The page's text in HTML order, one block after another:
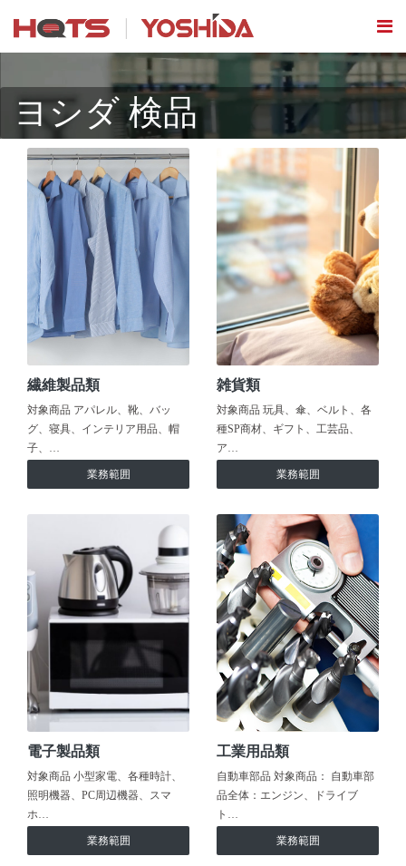
ヨシダ 検品
繊維製品類
対象商品 アパレル、靴、バッ
グ、寝具、インテリア用品、帽
子、…
業務範囲
雑貨類
対象商品 玩具、傘、ベルト、各
種SP商材、ギフト、工芸品、
ア…
業務範囲
電子製品類
対象商品 小型家電、各種時計、
照明機器、PC周辺機器、スマ
ホ…
業務範囲
工業用品類
自動車部品 対象商品： 自動車部
品全体：エンジン、ドライブ
ト…
業務範囲